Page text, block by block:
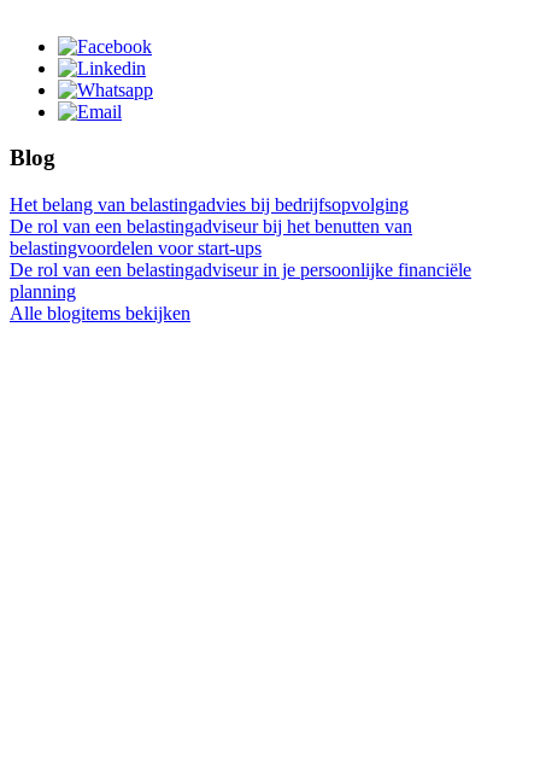
Blog
Het belang van belastingadvies bij bedrijfsopvolging
De rol van een belastingadviseur bij het benutten van
belastingvoordelen voor start-ups
De rol van een belastingadviseur in je persoonlijke financiële
planning
Alle blogitems bekijken